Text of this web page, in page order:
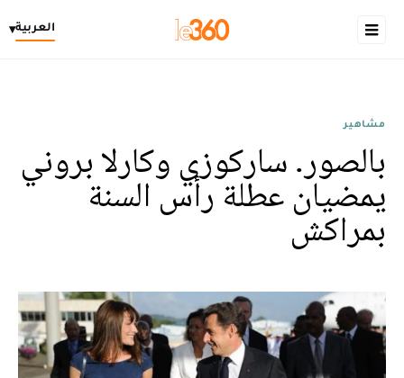
العربية▾
مشاهير
بالصور. ساركوزي وكارلا بروني
يمضيان عطلة رأس السنة
بمراكش